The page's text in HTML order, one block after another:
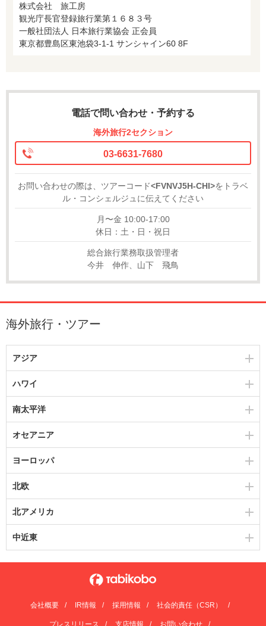
株式会社 旅工房
観光庁長官登録旅行業第１６８３号
一般社団法人 日本旅行業協会 正会員
東京都豊島区東池袋3-1-1 サンシャイン60 8F
電話で問い合わせ・予約する
海外旅行2セクション
03-6631-7680
お問い合わせの際は、ツアーコード<FVNVJ5H-CHI>をトラベ
ル・コンシェルジュに伝えてください
月〜金 10:00-17:00
休日：土・日・祝日
総合旅行業務取扱管理者
今井 伸作、山下 飛鳥
海外旅行・ツアー
アジア
ハワイ
南太平洋
オセアニア
ヨーロッパ
北欧
北アメリカ
中近東
会社概要 IR情報 採用情報 社会的責任（CSR）
プレスリリース 支店情報 お問い合わせ